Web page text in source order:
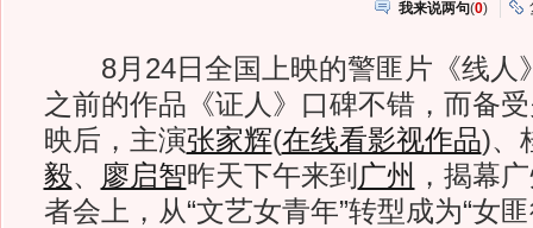
我来说两句(0)
8月24日全国上映的警匪片《线人
之前的作品《证人》口碑不错，而备
映后，主演张家辉(在线看影视作品)、
毅、 廖启智昨天下午来到 广州 ，揭幕
者会上，从“文艺女青年”转型成为“女